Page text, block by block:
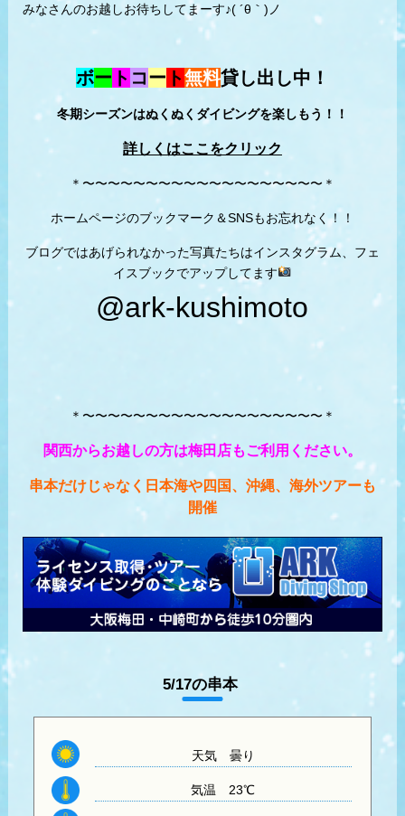
みなさんのお越しお待ちしてまーす♪( ´θ｀)ノ
ボー ト コー ト無料貸し出し中！
冬期シーズンはぬくぬくダイビングを楽しもう！！
詳しくはここをクリック
＊〜〜〜〜〜〜〜〜〜〜〜〜〜〜〜〜〜〜〜＊
ホームページのブックマーク＆SNSもお忘れなく！！
ブログではあげられなかった写真たちはインスタグラム、フェ
イスブックでアップしてます
@ark-kushimoto
＊〜〜〜〜〜〜〜〜〜〜〜〜〜〜〜〜〜〜〜＊
関西からお越しの方は梅田店もご利用ください。
串本だけじゃなく日本海や四国、沖縄、海外ツアーも
開催
5/17の串本
天気曇り
気温 23℃